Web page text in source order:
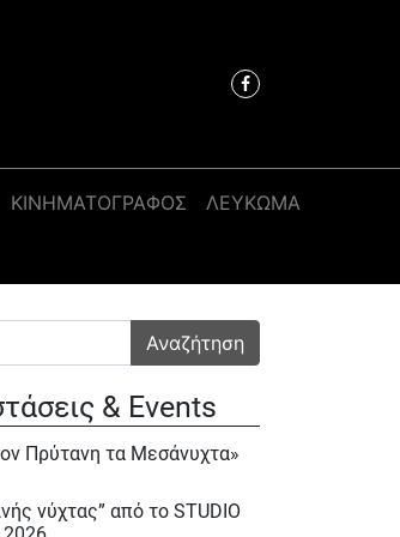
ΚΙΝΗΜΑΤΟΓΡΑΦΟΣ
ΛΕΥΚΩΜΑ
& Events
Πρύτανη τα Μεσάνυχτα»
νύχτας” από το STUDIO